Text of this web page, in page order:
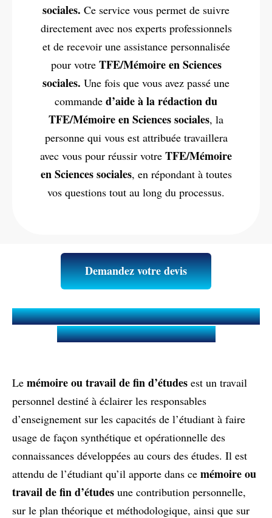
sociales. Ce service vous permet de suivre
directement avec nos experts professionnels
et de recevoir une assistance personnalisée
pour votre TFE/Mémoire en Sciences
sociales. Une fois que vous avez passé une
commande d’aide à la rédaction du
TFE/Mémoire en Sciences sociales, la
personne qui vous est attribuée travaillera
avec vous pour réussir votre TFE/Mémoire
en Sciences sociales, en répondant à toutes
vos questions tout au long du processus.
Demandez votre devis
Qu’est-ce qu’un Mémoire ou Travail
de fin d'études (TFE) ?
Le mémoire ou travail de fin d’études est un travail
personnel destiné à éclairer les responsables
d’enseignement sur les capacités de l’étudiant à faire
usage de façon synthétique et opérationnelle des
connaissances développées au cours des études. Il est
attendu de l’étudiant qu’il apporte dans ce mémoire ou
travail de fin d’études une contribution personnelle,
sur le plan théorique et méthodologique, ainsi que sur